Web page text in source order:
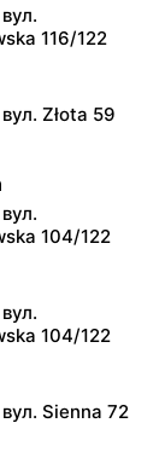
116/122
Złota 59
104/122
104/122
Sienna 72